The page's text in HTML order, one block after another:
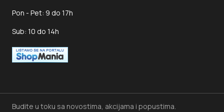
Pon - Pet: 9 do 17h
Sub: 10 do 14h
Budite u toku sa novostima, akcijama i popustima.